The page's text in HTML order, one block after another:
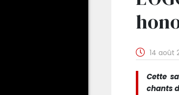
14 août
Cette
chants